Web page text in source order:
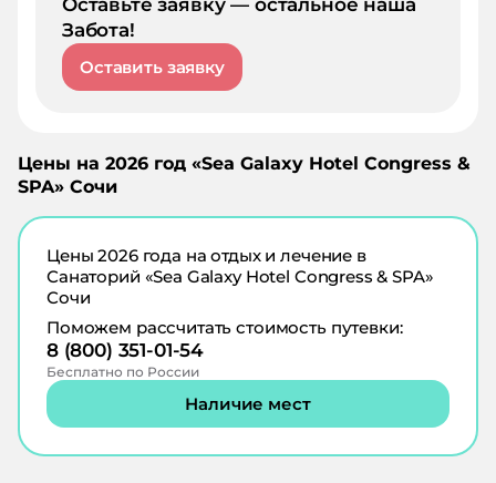
Оставьте заявку — остальное наша
Забота!
Оставить заявку
Цены на 2026 год «Sea Galaxy Hotel Congress &
SPA» Сочи
Цены2026года на отдых и лечение в
Санаторий «Sea Galaxy Hotel Congress & SPA»
Сочи
Поможем рассчитать стоимость путевки:
8 (800) 351-01-54
Бесплатно по России
Наличие мест